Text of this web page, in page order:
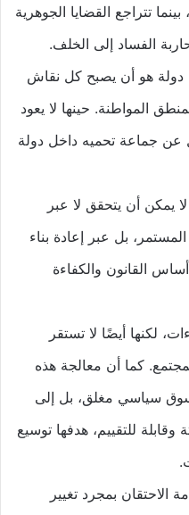
تتراجع القضايا الجوهرية
الفساد إلى الخلف.
دولة هو أن يصبح كل نقاش
المواطنة. حينها لا يعود
عن جماعة تحميه داخل دولة
لا يمكن أن يتحقق لا عبر
بل عبر إعادة بناء
القانون والكفاءة
لكنها أيضًا لا تستقر
كما أن معالجة هذه
سوق سياسي مغلق، بل إلى
للتقييم، هدفها توسيع
الاحتقان بمجرد تغيير